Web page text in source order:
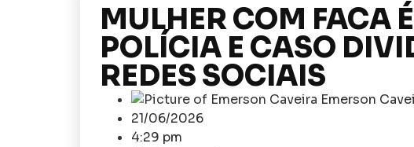
MULHER COM FACA
POLÍCIA E CASO
REDES SOCIAIS
Emerson
21/06/2026
4:29 pm